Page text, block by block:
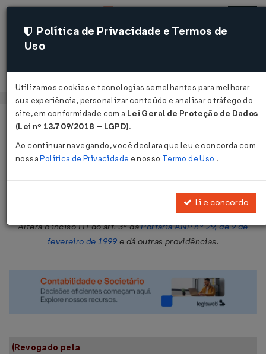
Acessar
Página Inicial Legislações
Resolução ANP nº 7 de 07/03/2007
Publicado no DOU em 8 mar 2007
Altera o inciso III do art. 3º daPortaria ANP nº 29, de 9 de
fevereiro de 1999 e dá outras providências.
(Revogado pela
Política de Privacidade e Termos de
Uso
Utilizamos cookies e tecnologias semelhantes para melhorar
sua experiência, personalizar conteúdo e analisar o tráfego do
site, em conformidade com a Lei Geral de Proteção de Dados
(Lei nº 13.709/2018 – LGPD).
Ao continuar navegando, você declara que leu e concorda com
nossaPolítica de Privacidade e nosso Termo de Uso .
Li e concordo